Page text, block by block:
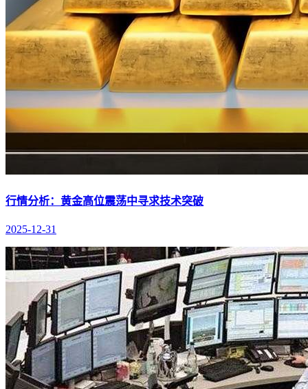
行情分析：黄金高位震荡中寻求技术突破
2025-12-31